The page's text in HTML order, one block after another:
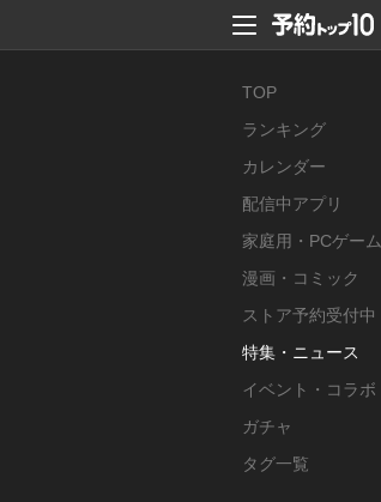
TOP
ランキング
カレンダー
配信中アプリ
家庭用・PCゲーム
漫画・コミック
ストア予約受付中
特集・ニュース
イベント・コラボ
ガチャ
タグ一覧